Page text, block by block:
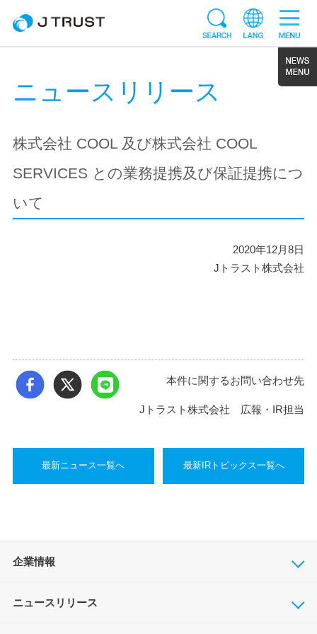
ニュースリリース
株式会社 COOL 及び株式会社 COOL
SERVICES との業務提携及び保証提携につ
いて
2020年12月8日
Jトラスト株式会社
本件に関するお問い合わせ先
Jトラスト株式会社 広報・IR担当
最新ニュース一覧へ 最新IRトピックス一覧へ
企業情報
ニュースリリース